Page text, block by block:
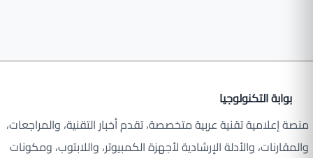
بوابة التكنولوجيا
منصة إعلامية تقنية عربية متخصصة، تقدم أخبار التقنية، والمراجعات،
والمقارنات، والأدلة الإرشادية لأجهزة الكمبيوتر، واللابتوب، ومكونات